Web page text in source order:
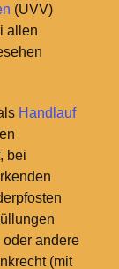
(UVV)
allen
Handlauf
bei
andere
(mit